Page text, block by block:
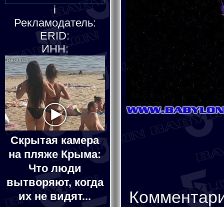
i
Рекламодатель:
ERID:
ИНН:
Скрытая камера
на пляже Крыма:
Что люди
вытворяют, когда
их не видят...